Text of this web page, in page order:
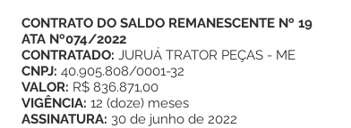
CONTRATO DO SALDO REMANESCENTE Nº 19
ATA Nº074/2022
CONTRATADO: JURUÁ TRATOR PEÇAS - ME
CNPJ: 40.905.808/0001-32
VALOR: R$ 836.871,00
VIGÊNCIA: 12 (doze) meses
ASSINATURA: 30 de junho de 2022